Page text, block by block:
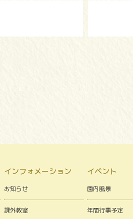
インフォメーション
お知らせ
課外教室
イベント
園内風景
年間行事予定